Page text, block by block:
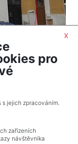
včetně
x
pro
jejich zpracováním.
zařízeních
návštěvníka